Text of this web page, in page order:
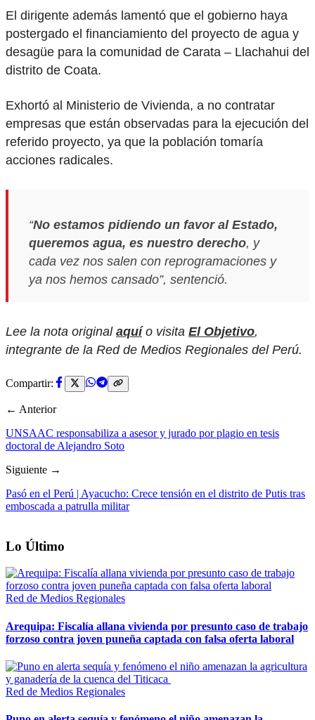
El dirigente además lamentó que el gobierno haya
postergado el financiamiento del proyecto de agua y
desagüe para la comunidad de Carata – Llachahui del
distrito de Coata.
Exhortó al Ministerio de Vivienda, a no contratar
empresas que están observadas para la ejecución del
referido proyecto, ya que la población tomaría
acciones radicales.
“No estamos pidiendo un favor al Estado,
queremos agua, es nuestro derecho, y
cada vez nos salen con reprogramaciones y
ya nos hemos cansado”, sentenció.
Lee la nota original aquío visita El Objetivo,
integrante de la Red de Medios Regionales del Perú.
Compartir:
← Anterior
UNSAAC responsabiliza a asesor y jurado por plagio en tesis
doctoral de Alejandro Soto
Siguiente →
Pasó en el Perú | Ayacucho: Crece tensión en el distrito de Putis tras
emboscada a patrulla militar
Lo Último
Red de Medios Regionales
Arequipa: Fiscalía allana vivienda por presunto caso de trabajo
forzoso contra joven puneña captada con falsa oferta laboral
Red de Medios Regionales